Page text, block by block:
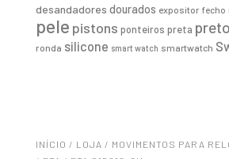
desandadores dourados expositor fecho
pele pistons ponteiros preta preto
ronda silicone smart watch smartwatch
INÍCIO / LOJA / MOVIMENTOS PARA